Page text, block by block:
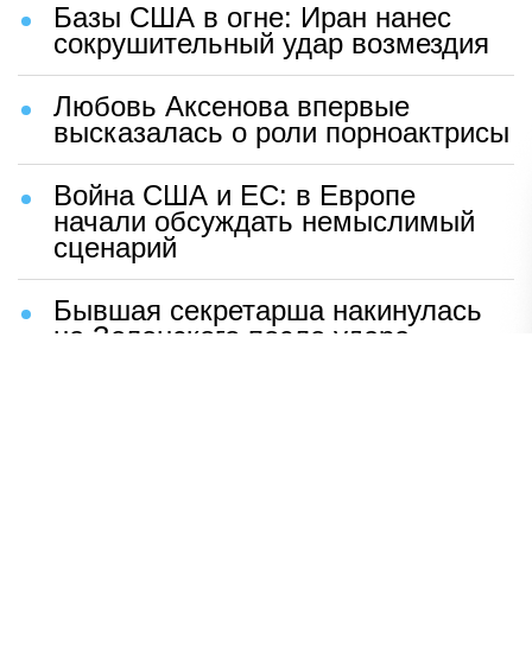
Базы США в огне: Иран нанес
сокрушительный удар возмездия
Любовь Аксенова впервые
высказалась о роли порноактрисы
Война США и ЕС: в Европе
начали обсуждать немыслимый
сценарий
Бывшая секретарша накинулась
на Зеленского после удара